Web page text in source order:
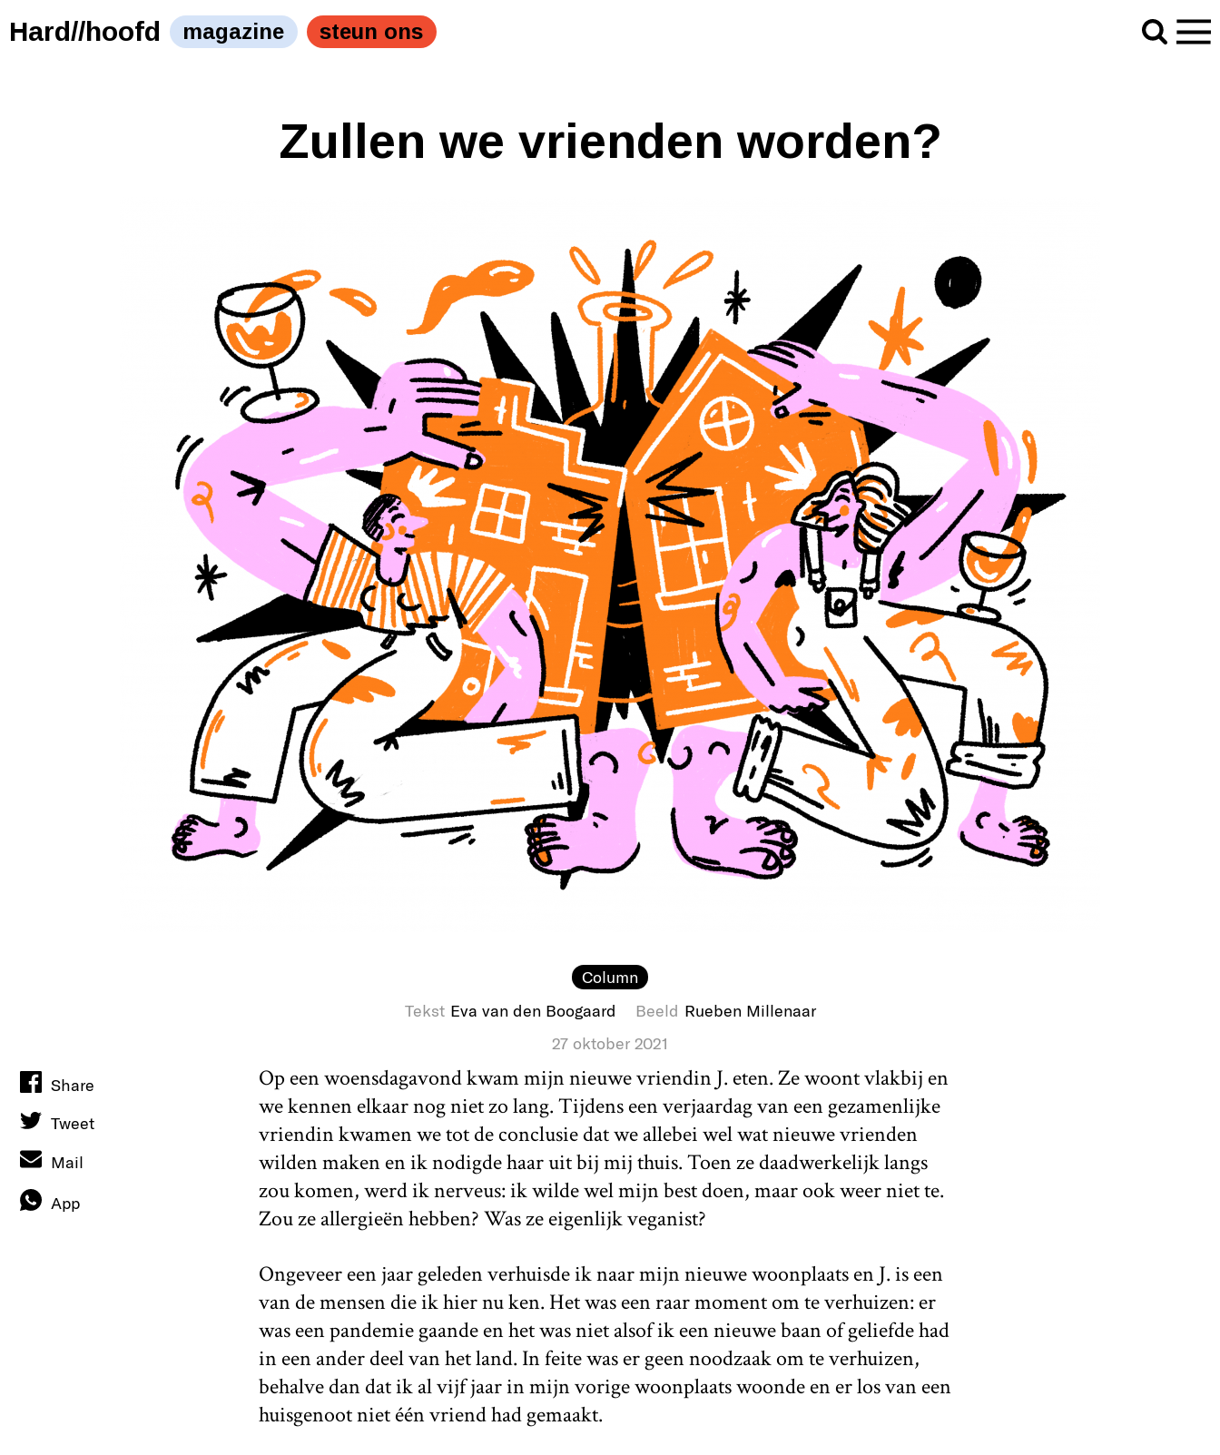
Hard//hoofd magazine steun ons
Zullen we vrienden worden?
Column
Tekst Eva van den Boogaard Beeld Rueben Millenaar
27 oktober 2021
Op een woensdagavond kwam mijn nieuwe vriendin J. eten. Ze woont vlakbij en
we kennen elkaar nog niet zo lang. Tijdens een verjaardag van een gezamenlijke
vriendin kwamen we tot de conclusie dat we allebei wel wat nieuwe vrienden
wilden maken en ik nodigde haar uit bij mij thuis. Toen ze daadwerkelijk langs
zou komen, werd ik nerveus: ik wilde wel mijn best doen, maar ook weer niet te.
Zou ze allergieën hebben? Was ze eigenlijk veganist?
Ongeveer een jaar geleden verhuisde ik naar mijn nieuwe woonplaats en J. is een
van de mensen die ik hier nu ken. Het was een raar moment om te verhuizen: er
was een pandemie gaande en het was niet alsof ik een nieuwe baan of geliefde had
in een ander deel van het land. In feite was er geen noodzaak om te verhuizen,
behalve dan dat ik al vijf jaar in mijn vorige woonplaats woonde en er los van een
huisgenoot niet één vriend had gemaakt.
Share
Tweet
Mail
App